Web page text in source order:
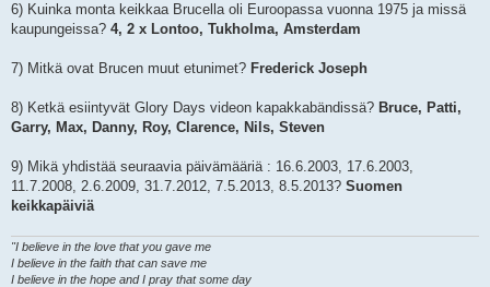
6) Kuinka monta keikkaa Brucella oli Euroopassa vuonna 1975 ja missä
kaupungeissa? 4, 2 x Lontoo, Tukholma, Amsterdam
7) Mitkä ovat Brucen muut etunimet? Frederick Joseph
8) Ketkä esiintyvät Glory Days videon kapakkabändissä? Bruce, Patti,
Garry, Max, Danny, Roy, Clarence, Nils, Steven
9) Mikä yhdistää seuraavia päivämääriä : 16.6.2003, 17.6.2003,
11.7.2008, 2.6.2009, 31.7.2012, 7.5.2013, 8.5.2013? Suomen
keikkapäiviä
"I believe in the love that you gave me
I believe in the faith that can save me
I believe in the hope and I pray that some day